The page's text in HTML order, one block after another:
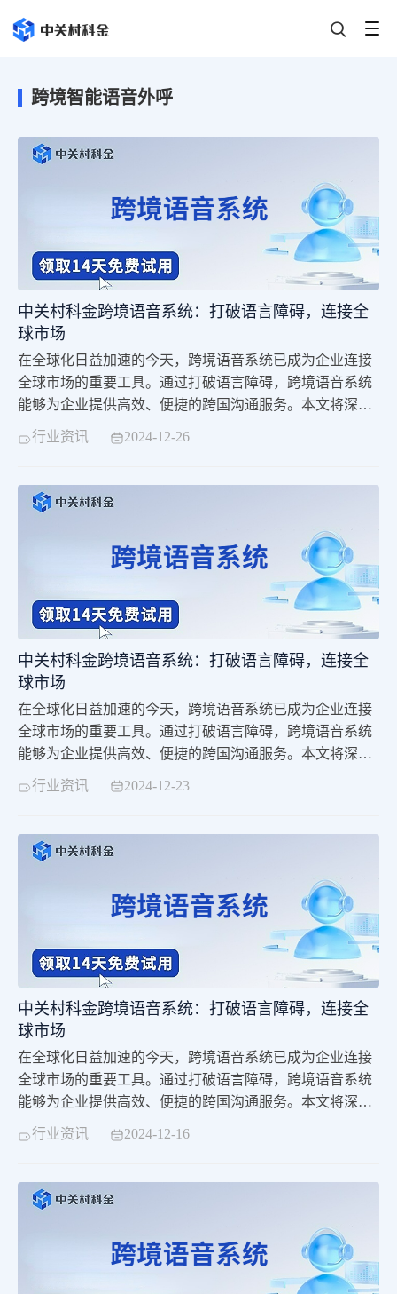
跨境智能语音外呼
中关村科金跨境语音系统：打破语言障碍，连接全
球市场
在全球化日益加速的今天，跨境语音系统已成为企业连接
全球市场的重要工具。通过打破语言障碍，跨境语音系统
能够为企业提供高效、便捷的跨国沟通服务。本文将深入
探讨跨境语音系统的特点、优势以及其在企业中的应用价
值。
行业资讯 2024-12-26
中关村科金跨境语音系统：打破语言障碍，连接全
球市场
在全球化日益加速的今天，跨境语音系统已成为企业连接
全球市场的重要工具。通过打破语言障碍，跨境语音系统
能够为企业提供高效、便捷的跨国沟通服务。本文将深入
探讨跨境语音系统的特点、优势以及其在企业中的应用价
行业资讯 2024-12-23
中关村科金跨境语音系统：打破语言障碍，连接全
球市场
在全球化日益加速的今天，跨境语音系统已成为企业连接
全球市场的重要工具。通过打破语言障碍，跨境语音系统
能够为企业提供高效、便捷的跨国沟通服务。本文将深入
探讨跨境语音系统的特点、优势以及其在企业中的应用价
值。
行业资讯 2024-12-16